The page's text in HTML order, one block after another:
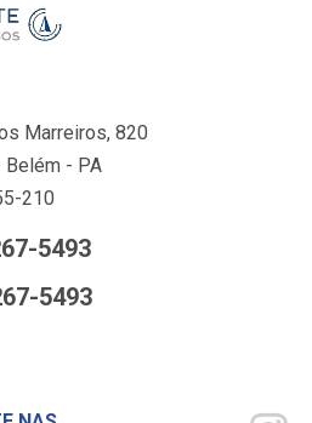
Marreiros, 820
Belém - PA
210
5493
5493